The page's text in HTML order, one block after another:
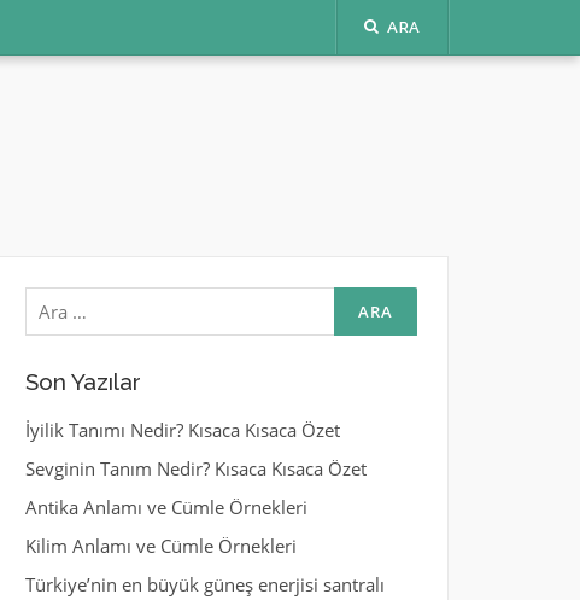
ARA
Arama:
Son Yazılar
İyilik Tanımı Nedir? Kısaca Kısaca Özet
Sevginin Tanım Nedir? Kısaca Kısaca Özet
Antika Anlamı ve Cümle Örnekleri
Kilim Anlamı ve Cümle Örnekleri
Türkiye’nin en büyük güneş enerjisi santralı